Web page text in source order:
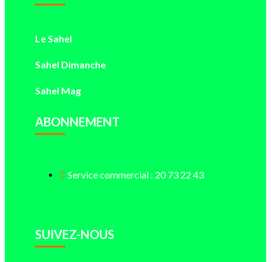
Le Sahel
Sahel Dimanche
Sahel Mag
ABONNEMENT
Service commercial : 20 73 22 43
SUIVEZ-NOUS